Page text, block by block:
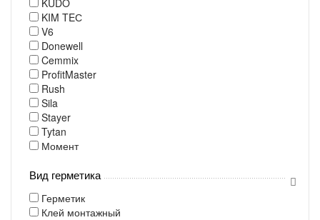
KIM TEС
V6
Donewell
Cemmix
ProfitMaster
Rush
Sila
Stayer
Tytan
Момент
Вид герметика
Герметик
Клей монтажный